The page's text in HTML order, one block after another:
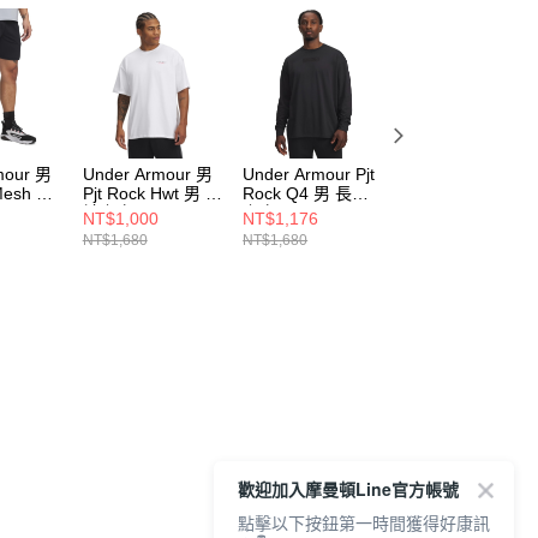
男
男
001
Under Armour 男
Pjt Rock Hwt 男 短
袖上衣 1389950-
100
NT$1,000
NT$1,680
Under Armour Pjt
Rock Q4 男 長袖
上衣 6005014-002
NT$1,176
NT$1,680
歡迎加入摩曼頓Line官方帳號
點擊以下按鈕第一時間獲得好康訊